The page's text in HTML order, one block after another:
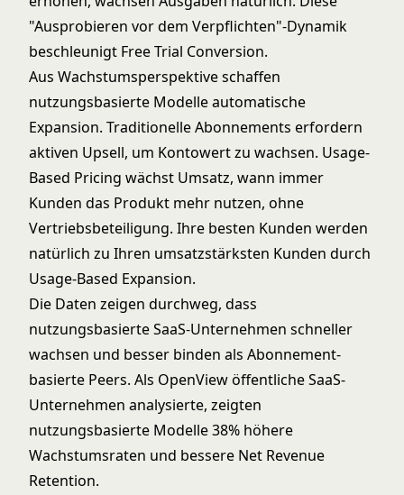
"Ausprobieren vor dem Verpflichten"-Dynamik
beschleunigt Free Trial Conversion.
Aus Wachstumsperspektive schaffen
nutzungsbasierte Modelle automatische
Expansion. Traditionelle Abonnements erfordern
aktiven Upsell, um Kontowert zu wachsen. Usage-
Based Pricing wächst Umsatz, wann immer
Kunden das Produkt mehr nutzen, ohne
Vertriebsbeteiligung. Ihre besten Kunden werden
natürlich zu Ihren umsatzstärksten Kunden durch
Usage-Based Expansion.
Die Daten zeigen durchweg, dass
nutzungsbasierte SaaS-Unternehmen schneller
wachsen und besser binden als Abonnement-
basierte Peers. Als OpenView öffentliche SaaS-
Unternehmen analysierte, zeigten
nutzungsbasierte Modelle 38% höhere
Wachstumsraten und bessere Net Revenue
Retention.